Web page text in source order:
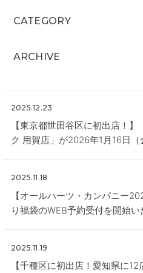
ABOUT US
CONTACT
RECRUIT 2027 新卒採
RECRUIT 採用
ALL HEARTS MALL
OGGI ONLINE STORE オッ
CATEGORY
ブランド情報
ARCHIVE
2025.12.23
【東京都世田谷区に初出店！
ク 用賀店」が2026年1月16日（
2025.11.18
【オールハーツ・カンパニー
り福袋のWEB予約受付を開始い
2025.11.19
【千種区に初出店！愛知県に